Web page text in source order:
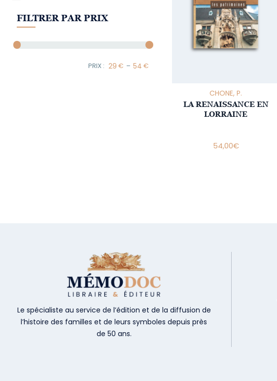
CHONE, P.
LA RENAISSANCE EN
LORRAINE
54,00€
FILTRER PAR PRIX
Minimum Price
–
Maximum Price
Le spécialiste au service de l’édition et de la diffusion de
l’histoire des familles et de leurs symboles depuis près
de 50 ans.